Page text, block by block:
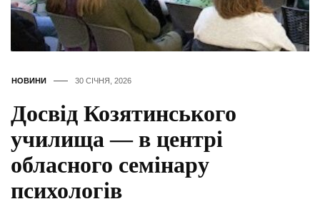
НОВИНИ 30 СІЧНЯ, 2026
Досвід Козятинського
училища — в центрі
обласного семінару
психологів